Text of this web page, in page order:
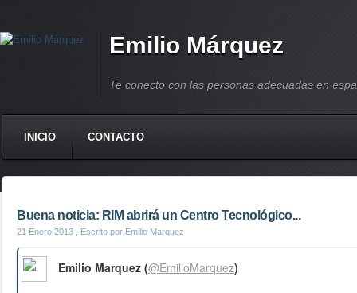
Emilio Márquez
Te conecto con las personas adecuadas en
INICIO CONTACTO
Buena noticia: RIM abrirá un Centro Tecnológico...
21 Enero 2013 , Escrito por Emilio Marquez
Emilio Marquez (@EmilioMarquez)